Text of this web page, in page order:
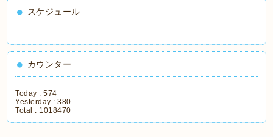
スケジュール
カウンター
Today :574
Yesterday :380
Total : 1018470